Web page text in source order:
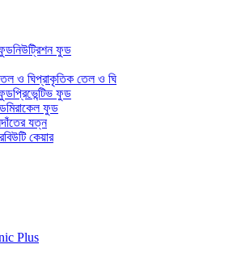
নিউট্রিশন ফুড
প্রাকৃতিক তেল ও ঘি
প্রিভেন্টিভ ফুড
মিরাকেল ফুড
দাঁতের যত্ন
বিউটি কেয়ার